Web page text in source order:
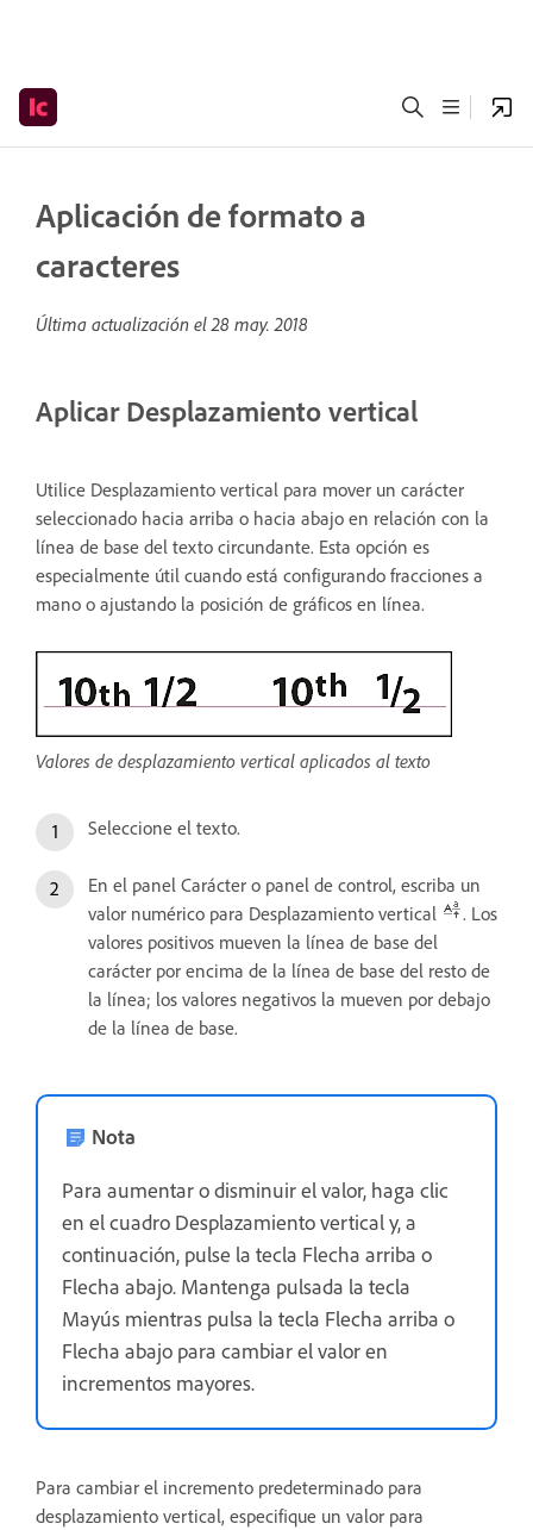
Aplicación de formato a
caracteres
Última actualización el28 may. 2018
Aplicar Desplazamiento vertical
Utilice Desplazamiento vertical para mover un carácter
seleccionado hacia arriba o hacia abajo en relación con la
línea de base del texto circundante. Esta opción es
especialmente útil cuando está configurando fracciones a
mano o ajustando la posición de gráficos en línea.
Valores de desplazamiento vertical aplicados al texto
Seleccione el texto.
En el panel Carácter o panel de control, escriba un
valor numérico para Desplazamiento vertical
. Los
valores positivos mueven la línea de base del
carácter por encima de la línea de base del resto de
la línea; los valores negativos la mueven por debajo
de la línea de base.
Nota
Para aumentar o disminuir el valor, haga clic
en el cuadro Desplazamiento vertical y, a
continuación, pulse la tecla Flecha arriba o
Flecha abajo. Mantenga pulsada la tecla
Mayús mientras pulsa la tecla Flecha arriba o
Flecha abajo para cambiar el valor en
incrementos mayores.
Para cambiar el incremento predeterminado para
desplazamiento vertical, especifique un valor para